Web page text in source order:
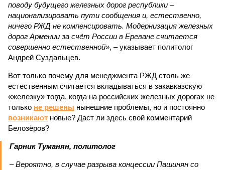
поводу будущего железных дорог рес­публики –
национализировать пути сообщения и, естественно,
ничего РЖД не компенсировать. Модернизация железных
дорог Армении за счёт России в Ереване считается
совершенно естественной», – указывает политолог
Андрей Суздальцев.
Вот только почему для менеджмента РЖД столь же
естественным считается вкладываться в закавказскую
«железку» тогда, когда на российских железных дорогах не
только не решены нынешние проблемы, но и постоянно
возникают новые? Даст ли здесь свой комментарий
Белозёров?
Гарник Туманян, политолог
– Вероятно, в случае разрыва концессии Пашинян со